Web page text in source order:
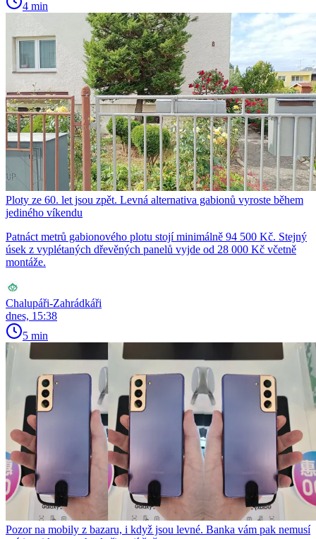
4 min
Ploty ze 60. let jsou zpět. Levná alternativa gabionů vyroste během
jediného víkendu
Patnáct metrů gabionového plotu stojí minimálně 94 500 Kč. Stejný
úsek z vyplétaných dřevěných panelů vyjde od 28 000 Kč včetně
montáže.
Chalupáři-Zahrádkáři
dnes, 15:38
5 min
Pozor na mobily z bazaru, i když jsou levné. Banka vám pak nemusí